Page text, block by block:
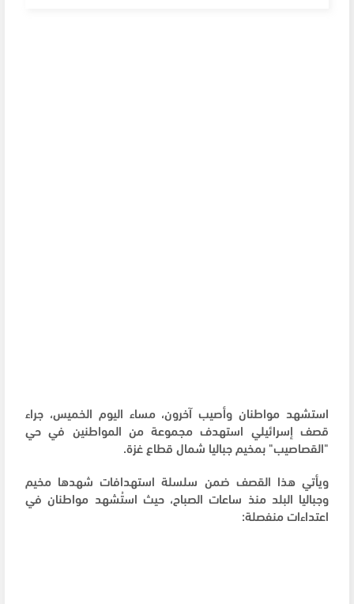
استشهد مواطنان وأصيب آخرون، مساء اليوم الخميس، جراء
قصف إسرائيلي استهدف مجموعة من المواطنين في حي
"القصاصيب" بمخيم جباليا شمال قطاع غزة.
ويأتي هذا القصف ضمن سلسلة استهدافات شهدها مخيم
وجباليا البلد منذ ساعات الصباح، حيث استُشهد مواطنان في
اعتداءات منفصلة: